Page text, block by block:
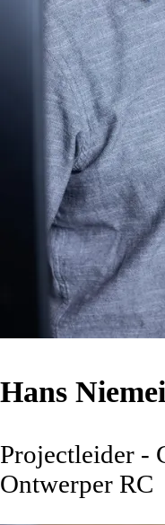
Hans
Projectleider -
Ontwerper RC